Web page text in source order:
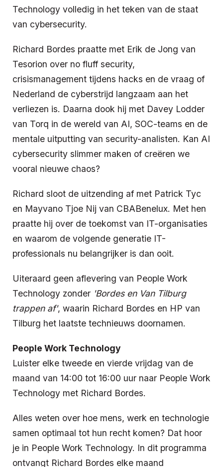
Technology volledig in het teken van de staat
van cybersecurity.
Richard Bordes praatte met Erik de Jong van
Tesorion over no fluff security,
crisismanagement tijdens hacks en de vraag of
Nederland de cyberstrijd langzaam aan het
verliezen is. Daarna dook hij met Davey Lodder
van Torq in de wereld van AI, SOC-teams en de
mentale uitputting van security-analisten. Kan AI
cybersecurity slimmer maken of creëren we
vooral nieuwe chaos?
Richard sloot de uitzending af met Patrick Tyc
en Mayvano Tjoe Nij van CBABenelux. Met hen
praatte hij over de toekomst van IT-organisaties
en waarom de volgende generatie IT-
professionals nu belangrijker is dan ooit.
Uiteraard geen aflevering van People Work
Technology zonder 'Bordes en Van Tilburg
trappen af', waarin Richard Bordes en HP van
Tilburg het laatste technieuws doornamen.
People Work Technology
Luister elke tweede en vierde vrijdag van de
maand van 14:00 tot 16:00 uur naar People Work
Technology met Richard Bordes.
Alles weten over hoe mens, werk en technologie
samen optimaal tot hun recht komen? Dat hoor
je in People Work Technology. In dit programma
ontvangt Richard Bordes elke maand